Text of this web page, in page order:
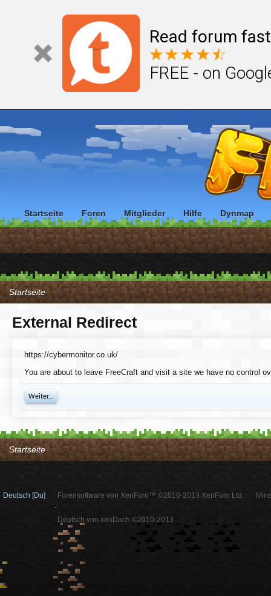
Read forum
FREE - on
Startseite
External Redirect
https://cybermonitor.co.uk/
You are about to leave FreeCraft and visit a site we have no control
Weiter...
Startseite
Startseite Foren Mitglieder Hilfe Dynmap
Deutsch [Du]
Forensoftware von XenForo™ ©2010-2013 XenForo Ltd.
-
Deutsch von xenDach ©2010-2013